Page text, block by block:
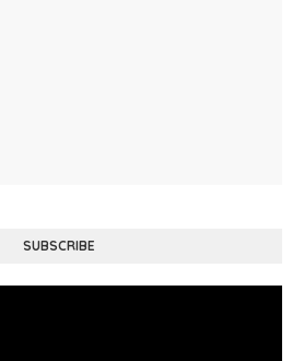
SUBSCRIBE